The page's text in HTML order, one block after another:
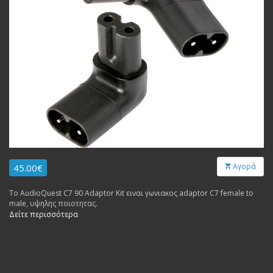
45.00€ Αγορά
Το AudioQuest C7 90 Adaptor Kit ειναι γωνιακος adaptor C7 female to
male, υψηλης ποιοτητας.
Δείτε περισσότερα